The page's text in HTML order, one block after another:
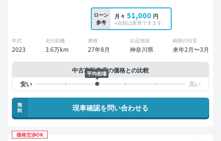
ローン
参考
月々 51,000 円
※金額は変更できます。
年式
2023
走行距離
3.6万km
車検
27年8月
出品地域
神奈川県
納期の目安
来年2月〜3月
中古車販売店の価格との比較
平均相場
無
料
現車確認を問い合わせる
価格交渉OK